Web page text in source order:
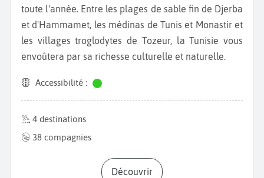
toute l'année. Entre les plages de sable fin de Djerba
et d'Hammamet, les médinas de Tunis et Monastir et
les villages troglodytes de Tozeur, la Tunisie vous
envoûtera par sa richesse culturelle et naturelle.
Accessibilité :
4 destinations
38 compagnies
Découvrir